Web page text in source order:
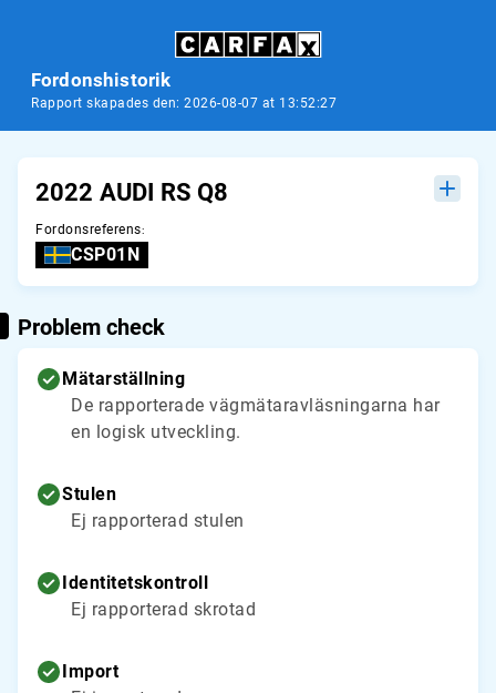
Fordonshistorik
Rapport skapades den: 2026-08-07 at 13:52:27
2022 AUDI RS Q8
Fordonsreferens:
CSP01N
Problem check
Mätarställning
De rapporterade vägmätaravläsningarna har
en logisk utveckling.
Stulen
Ej rapporterad stulen
Identitetskontroll
Ej rapporterad skrotad
Import